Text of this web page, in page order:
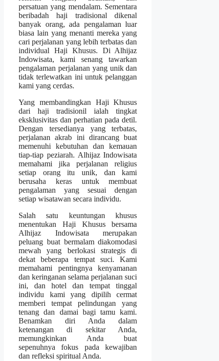
persatuan yang mendalam. Sementara
beribadah haji tradisional dikenal
banyak orang, ada pengalaman luar
biasa lain yang menanti mereka yang
cari perjalanan yang lebih terbatas dan
individual Haji Khusus. Di Alhijaz
Indowisata, kami senang tawarkan
pengalaman perjalanan yang unik dan
tidak terlewatkan ini untuk pelanggan
kami yang cerdas.
Yang membandingkan Haji Khusus
dari haji tradisionil ialah tingkat
eksklusivitas dan perhatian pada detil.
Dengan tersedianya yang terbatas,
perjalanan akrab ini dirancang buat
memenuhi kebutuhan dan kemauan
tiap-tiap peziarah. Alhijaz Indowisata
memahami jika perjalanan religius
setiap orang itu unik, dan kami
berusaha keras untuk membuat
pengalaman yang sesuai dengan
setiap wisatawan secara individu.
Salah satu keuntungan khusus
menentukan Haji Khusus bersama
Alhijaz Indowisata merupakan
peluang buat bermalam diakomodasi
mewah yang berlokasi strategis di
dekat beberapa tempat suci. Kami
memahami pentingnya kenyamanan
dan keringanan selama perjalanan suci
ini, dan hotel dan tempat tinggal
individu kami yang dipilih cermat
memberi tempat pelindungan yang
tenang dan damai bagi tamu kami.
Benamkan diri Anda dalam
ketenangan di sekitar Anda,
memungkinkan Anda buat
sepenuhnya fokus pada kewajiban
dan refleksi spiritual Anda.